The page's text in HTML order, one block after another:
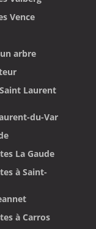
Vence
arbre
Laurent
du-Var
La Gaude
à Saint-
à Carros